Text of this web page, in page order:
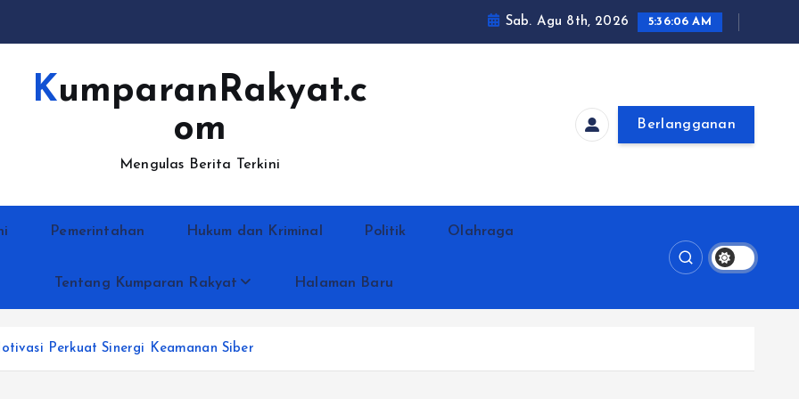
Sab. Agu 8th, 2026 5:36:08 AM
KumparanRakyat.c
om
Mengulas Berita Terkini
Berlangganan
Pemerintahan Hukum dan Kriminal Politik Olahraga
Tentang Kumparan Rakyat Halaman Baru
Perkuat Sinergi Keamanan Siber